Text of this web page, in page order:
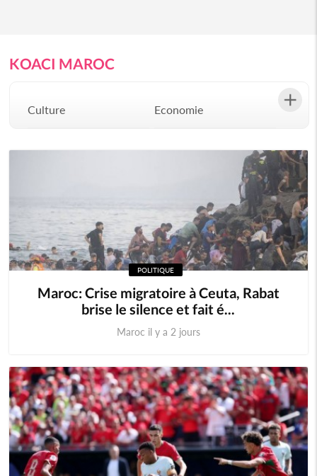
KOACI MAROC
Culture Economie
Politique
Science Société
POLITIQUE
Maroc: Crise migratoire à Ceuta, Rabat
brise le silence et fait é...
Maroc il y a 2 jours